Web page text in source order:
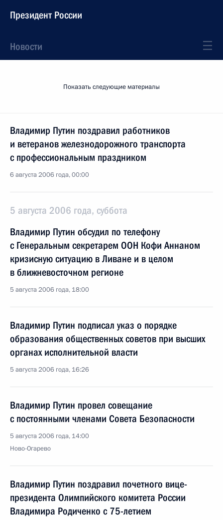
Президент России
Новости
Показать следующие материалы
Владимир Путин поздравил работников
и ветеранов железнодорожного транспорта
с профессиональным праздником
6 августа 2006 года, 00:00
5 августа 2006 года, суббота
Владимир Путин обсудил по телефону
с Генеральным секретарем ООН Кофи Аннаном
кризисную ситуацию в Ливане и в целом
в ближневосточном регионе
5 августа 2006 года, 18:00
Владимир Путин подписал указ о порядке
образования общественных советов при высших
органах исполнительной власти
5 августа 2006 года, 16:26
Владимир Путин провел совещание
с постоянными членами Совета Безопасности
5 августа 2006 года, 14:00
Ново-Огарево
Владимир Путин поздравил почетного вице-
президента Олимпийского комитета России
Владимира Родиченко с 75-летием